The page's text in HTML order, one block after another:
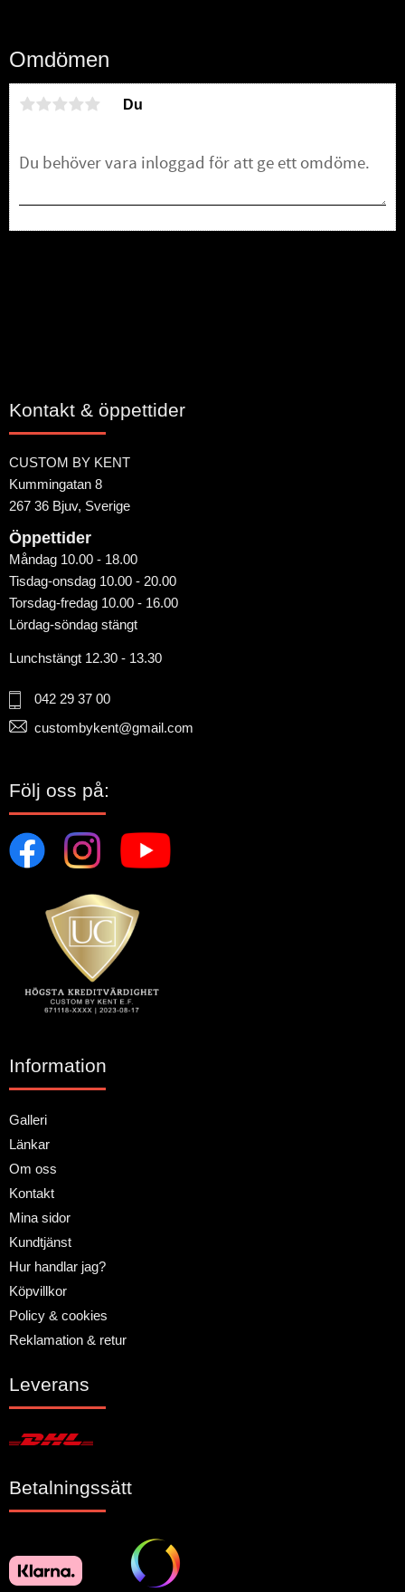
Omdömen
Du
Kontakt & öppettider
CUSTOM BY KENT
Kummingatan 8
267 36 Bjuv, Sverige
Öppettider
Måndag 10.00 - 18.00
Tisdag-onsdag 10.00 - 20.00
Torsdag-fredag 10.00 - 16.00
Lördag-söndag stängt
Lunchstängt 12.30 - 13.30
042 29 37 00
custombykent@gmail.com
Följ oss på:
Information
Galleri
Länkar
Om oss
Kontakt
Mina sidor
Kundtjänst
Hur handlar jag?
Köpvillkor
Policy & cookies
Reklamation & retur
Leverans
Betalningssätt